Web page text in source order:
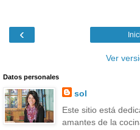
‹
Ver
Datos personales
sol
Este sitio está
amantes de la